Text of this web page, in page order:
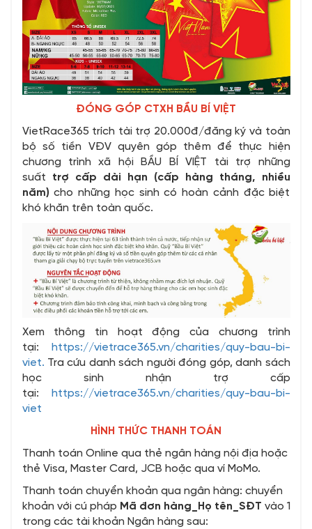
ĐÓNG GÓP CTXH BẦU BÍ VIỆT
VietRace365 trích tài trợ 20.000đ/đăng ký và toàn
bộ số tiền VĐV quyên góp thêm để thực hiện
chương trình xã hội BẦU BÍ VIỆT tài trợ những
suất trợ cấp dài hạn (cấp hàng tháng, nhiều
năm) cho những học sinh có hoàn cảnh đặc biệt
khó khăn trên toàn quốc.
Xem thông tin hoạt động của chương trình
tại:
https://vietrace365.vn/charities/quy-bau-bi-
viet. Tra cứu danh sách người đóng góp, danh sách
học sinh nhận trợ cấp
tại:
https://vietrace365.vn/charities/quy-bau-bi-
viet
HÌNH THỨC THANH TOÁN
Thanh toán Online qua thẻ ngân hàng nội địa hoặc
thẻ Visa, Master Card, JCB hoặc qua ví MoMo.
Thanh toán chuyển khoản qua ngân hàng: chuyển
khoản với cú pháp Mã đơn hàng_Họ tên_SĐT vào 1
trong các tài khoản Ngân hàng sau: